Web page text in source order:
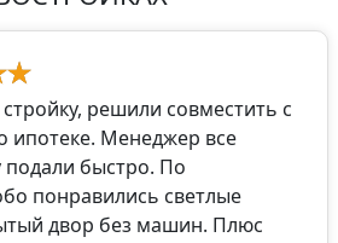
решили совместить с
ипотеке. Менеджер все
подали быстро. По
понравились светлые
двор без машин. Плюс